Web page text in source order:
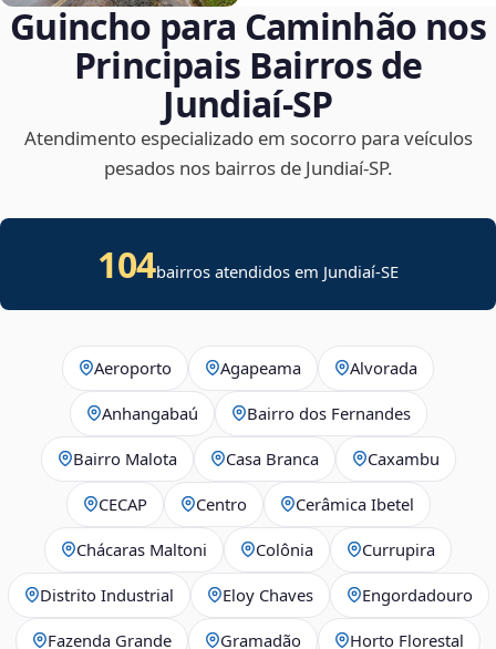
Guincho para Caminhão nos
Principais Bairros de
Jundiaí‑SP
Atendimento especializado em socorro para veículos
pesados nos bairros de Jundiaí‑SP.
104bairros atendidos em Jundiaí-SE
Aeroporto Agapeama Alvorada
Anhangabaú Bairro dos Fernandes
Bairro Malota Casa Branca Caxambu
CECAP Centro Cerâmica Ibetel
Chácaras Maltoni Colônia Currupira
Distrito Industrial Eloy Chaves Engordadouro
Fazenda Grande Gramadão Horto Florestal